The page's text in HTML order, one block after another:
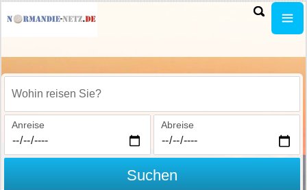
Wohin reisen Sie?
Anreise Abreise
Suchen